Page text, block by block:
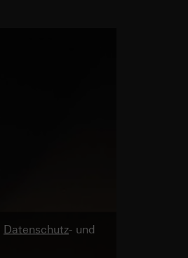
Datenschutz- und